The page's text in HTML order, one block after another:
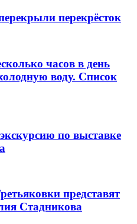
перекрёсток
часов в день
воду. Список
по выставке
представят
Стадникова